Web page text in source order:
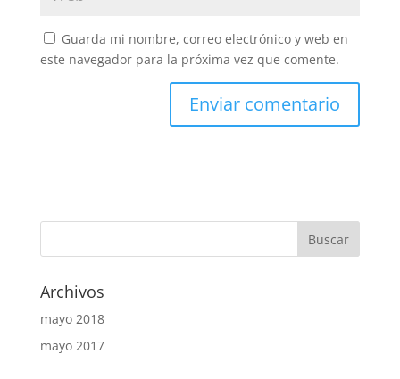
Guarda mi nombre, correo electrónico y web en
este navegador para la próxima vez que comente.
Archivos
mayo 2018
mayo 2017